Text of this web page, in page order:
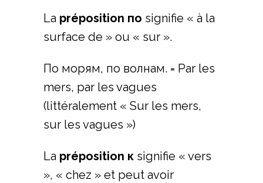
La préposition по signifie « à la
surface de » ou « sur ».
По морям, по волнам. = Par les
mers, par les vagues
(littéralement « Sur les mers,
sur les vagues »)
La préposition к signifie « vers
», « chez » et peut avoir